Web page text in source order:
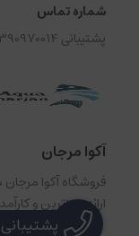
شماره تماس
پشتیبانی 09390970014
آکوا مرجان
فروشگاه آکوا
ارائه بروزترین و
پشتیبانی و